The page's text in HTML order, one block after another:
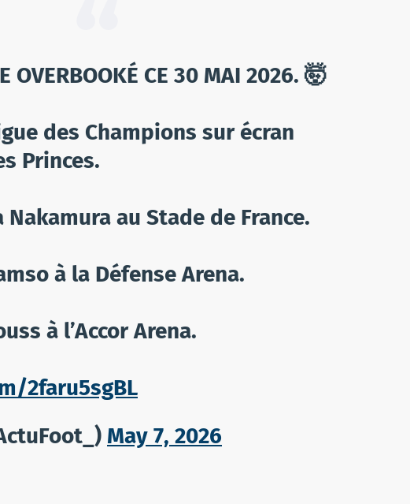
OVERBOOKÉ CE 30 MAI 2026. 🤯
des Champions sur écran
Princes.
Nakamura au Stade de France.
à la Défense Arena.
à l’Accor Arena.
2faru5sgBL
May 7, 2026